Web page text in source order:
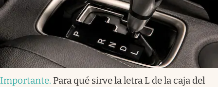
Importante. Para qué sirve la letra L de la caja del